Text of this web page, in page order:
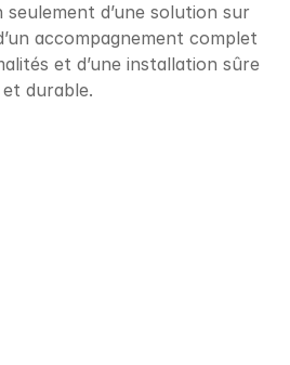
seulement d’une solution sur
accompagnement complet
et d’une installation sûre
et durable.